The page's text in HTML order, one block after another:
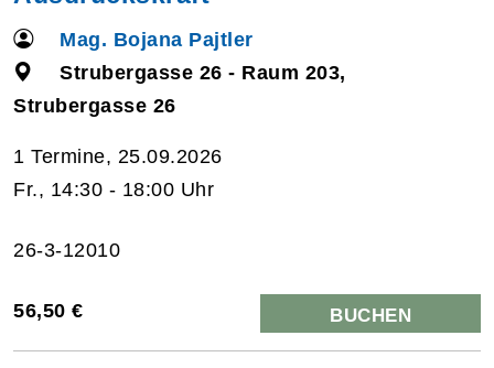
Mag. Bojana Pajtler
Strubergasse 26 - Raum 203,
Strubergasse 26
1 Termine, 25.09.2026
Fr., 14:30 - 18:00 Uhr
26-3-12010
56,50 € BUCHEN